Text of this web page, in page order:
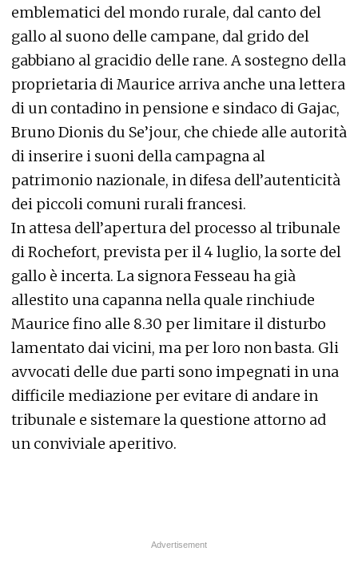
emblematici del mondo rurale, dal canto del
gallo al suono delle campane, dal grido del
gabbiano al gracidio delle rane. A sostegno della
proprietaria di Maurice arriva anche una lettera
di un contadino in pensione e sindaco di Gajac,
Bruno Dionis du Se’jour, che chiede alle autorità
di inserire i suoni della campagna al
patrimonio nazionale, in difesa dell’autenticità
dei piccoli comuni rurali francesi.
In attesa dell’apertura del processo al tribunale
di Rochefort, prevista per il 4 luglio, la sorte del
gallo è incerta. La signora Fesseau ha già
allestito una capanna nella quale rinchiude
Maurice fino alle 8.30 per limitare il disturbo
lamentato dai vicini, ma per loro non basta. Gli
avvocati delle due parti sono impegnati in una
difficile mediazione per evitare di andare in
tribunale e sistemare la questione attorno ad
un conviviale aperitivo.